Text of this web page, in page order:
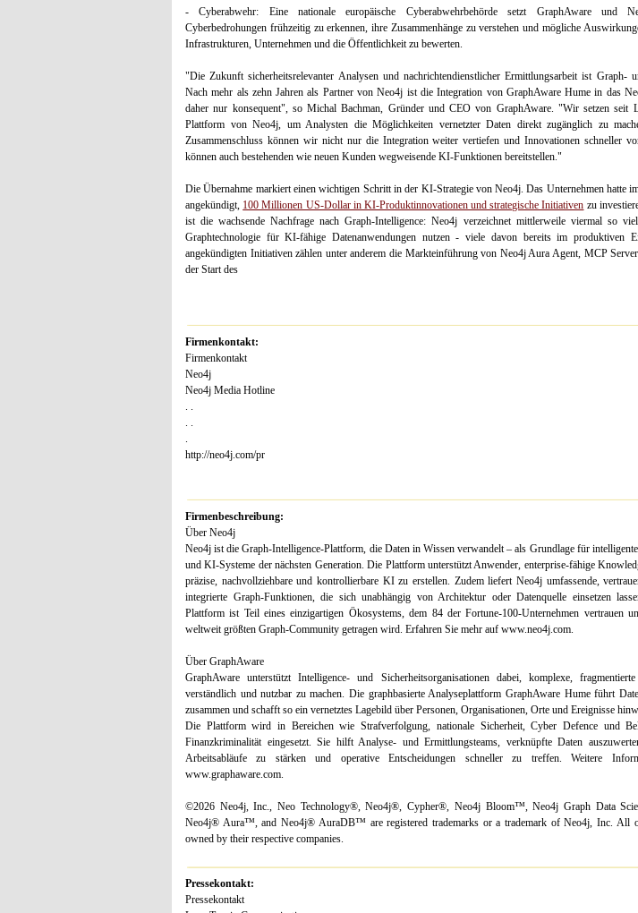
- Cyberabwehr: Eine nationale europäische Cyberabwehrbehörde setzt GraphAware und
Cyberbedrohungen frühzeitig zu erkennen, ihre Zusammenhänge zu verstehen und mögliche
Infrastrukturen, Unternehmen und die Öffentlichkeit zu bewerten.
"Die Zukunft sicherheitsrelevanter Analysen und nachrichtendienstlicher Ermittlungsarbeit ist Graph-
Nach mehr als zehn Jahren als Partner von Neo4j ist die Integration von GraphAware Hume in das
daher nur konsequent", so Michal Bachman, Gründer und CEO von GraphAware. "Wir setzen seit
Plattform von Neo4j, um Analysten die Möglichkeiten vernetzter Daten direkt zugänglich zu
Zusammenschluss können wir nicht nur die Integration weiter vertiefen und Innovationen schneller
können auch bestehenden wie neuen Kunden wegweisende KI-Funktionen bereitstellen."
Die Übernahme markiert einen wichtigen Schritt in der KI-Strategie von Neo4j. Das Unternehmen hatte
angekündigt, 100 Millionen US-Dollar in KI-Produktinnovationen und strategische Initiativen zu
ist die wachsende Nachfrage nach Graph-Intelligence: Neo4j verzeichnet mittlerweile viermal so
Graphtechnologie für KI-fähige Datenanwendungen nutzen - viele davon bereits im produktiven
angekündigten Initiativen zählen unter anderem die Markteinführung von Neo4j Aura Agent, MCP
der Start des
Firmenkontakt:
Firmenkontakt
Neo4j
Neo4j Media Hotline
. .
. .
.
http://neo4j.com/pr
Firmenbeschreibung:
Über Neo4j
Neo4j ist die Graph-Intelligence-Plattform, die Daten in Wissen verwandelt – als Grundlage für
und KI-Systeme der nächsten Generation. Die Plattform unterstützt Anwender, enterprise-fähige
präzise, nachvollziehbare und kontrollierbare KI zu erstellen. Zudem liefert Neo4j umfassende,
integrierte Graph-Funktionen, die sich unabhängig von Architektur oder Datenquelle einsetzen
Plattform ist Teil eines einzigartigen Ökosystems, dem 84 der Fortune-100-Unternehmen vertrauen
weltweit größten Graph-Community getragen wird. Erfahren Sie mehr auf www.neo4j.com.
Über GraphAware
GraphAware unterstützt Intelligence- und Sicherheitsorganisationen dabei, komplexe,
verständlich und nutzbar zu machen. Die graphbasierte Analyseplattform GraphAware Hume führt
zusammen und schafft so ein vernetztes Lagebild über Personen, Organisationen, Orte und Ereignisse
Die Plattform wird in Bereichen wie Strafverfolgung, nationale Sicherheit, Cyber Defence und
Finanzkriminalität eingesetzt. Sie hilft Analyse- und Ermittlungsteams, verknüpfte Daten
Arbeitsabläufe zu stärken und operative Entscheidungen schneller zu treffen. Weitere
www.graphaware.com.
©2026 Neo4j, Inc., Neo Technology®, Neo4j®, Cypher®, Neo4j Bloom™, Neo4j Graph Data
Neo4j® Aura™, and Neo4j® AuraDB™ are registered trademarks or a trademark of Neo4j, Inc. All
owned by their respective companies.
Pressekontakt:
Pressekontakt